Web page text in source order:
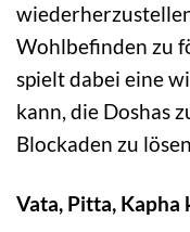
Wohlbefinden zu
spielt dabei eine
kann, die Doshas
Blockaden zu
Vata, Pitta,